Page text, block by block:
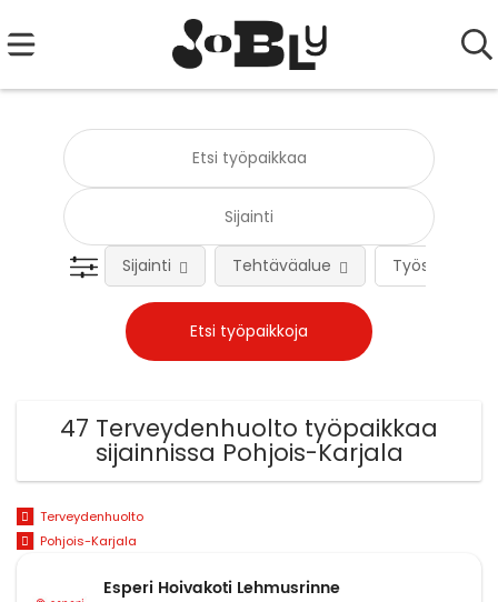
Työsuhteen
Sijainti Tehtäväalue
47 Terveydenhuolto työpaikkaa
sijainnissa Pohjois-Karjala
Terveydenhuolto
Pohjois-Karjala
Esperi Hoivakoti Lehmusrinne